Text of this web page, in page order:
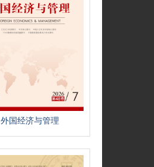
外国经济与管理